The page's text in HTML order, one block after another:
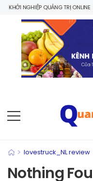
NGHIỆP QUẢNG TRỊ ONLINE
> lovestruck_NL review
Nothing